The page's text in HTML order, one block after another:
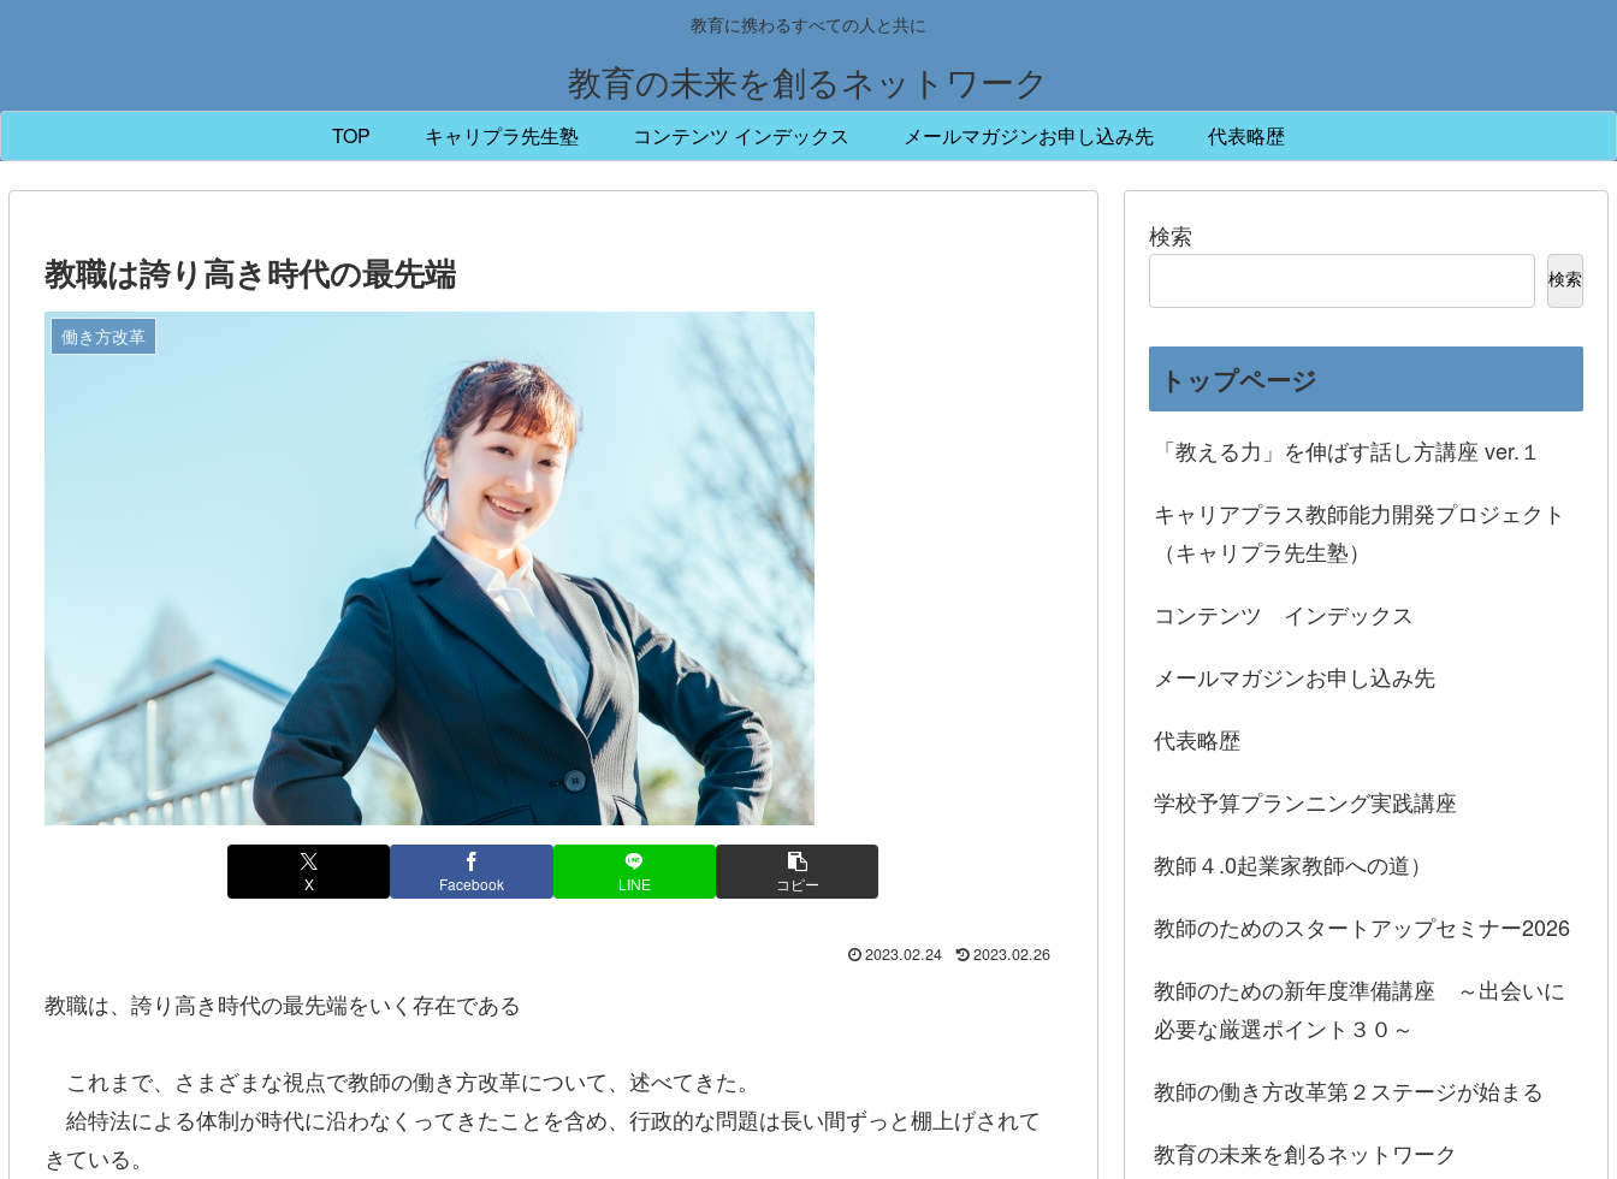
教育に携わるすべての人と共に
教育の未来を創るネットワーク
TOP キャリプラ先生塾 コンテンツ インデックス メールマガジンお申し込み先 代表略歴
教職は誇り高き時代の最先端
働き方改革
X Facebook LINE コピー
2023.02.24 2023.02.26
教職は、誇り高き時代の最先端をいく存在である
これまで、さまざまな視点で教師の働き方改革について、述べてきた。
給特法による体制が時代に沿わなくってきたことを含め、行政的な問題は長い間ずっと棚上げされて
きている。
検索
検索
トップページ
「教える力」を伸ばす話し方講座 ver.１
キャリアプラス教師能力開発プロジェクト
（キャリプラ先生塾）
コンテンツ インデックス
メールマガジンお申し込み先
代表略歴
学校予算プランニング実践講座
教師４.0起業家教師への道）
教師のためのスタートアップセミナー2026
教師のための新年度準備講座 ～出会いに
必要な厳選ポイント３０～
教師の働き方改革第２ステージが始まる
教育の未来を創るネットワーク